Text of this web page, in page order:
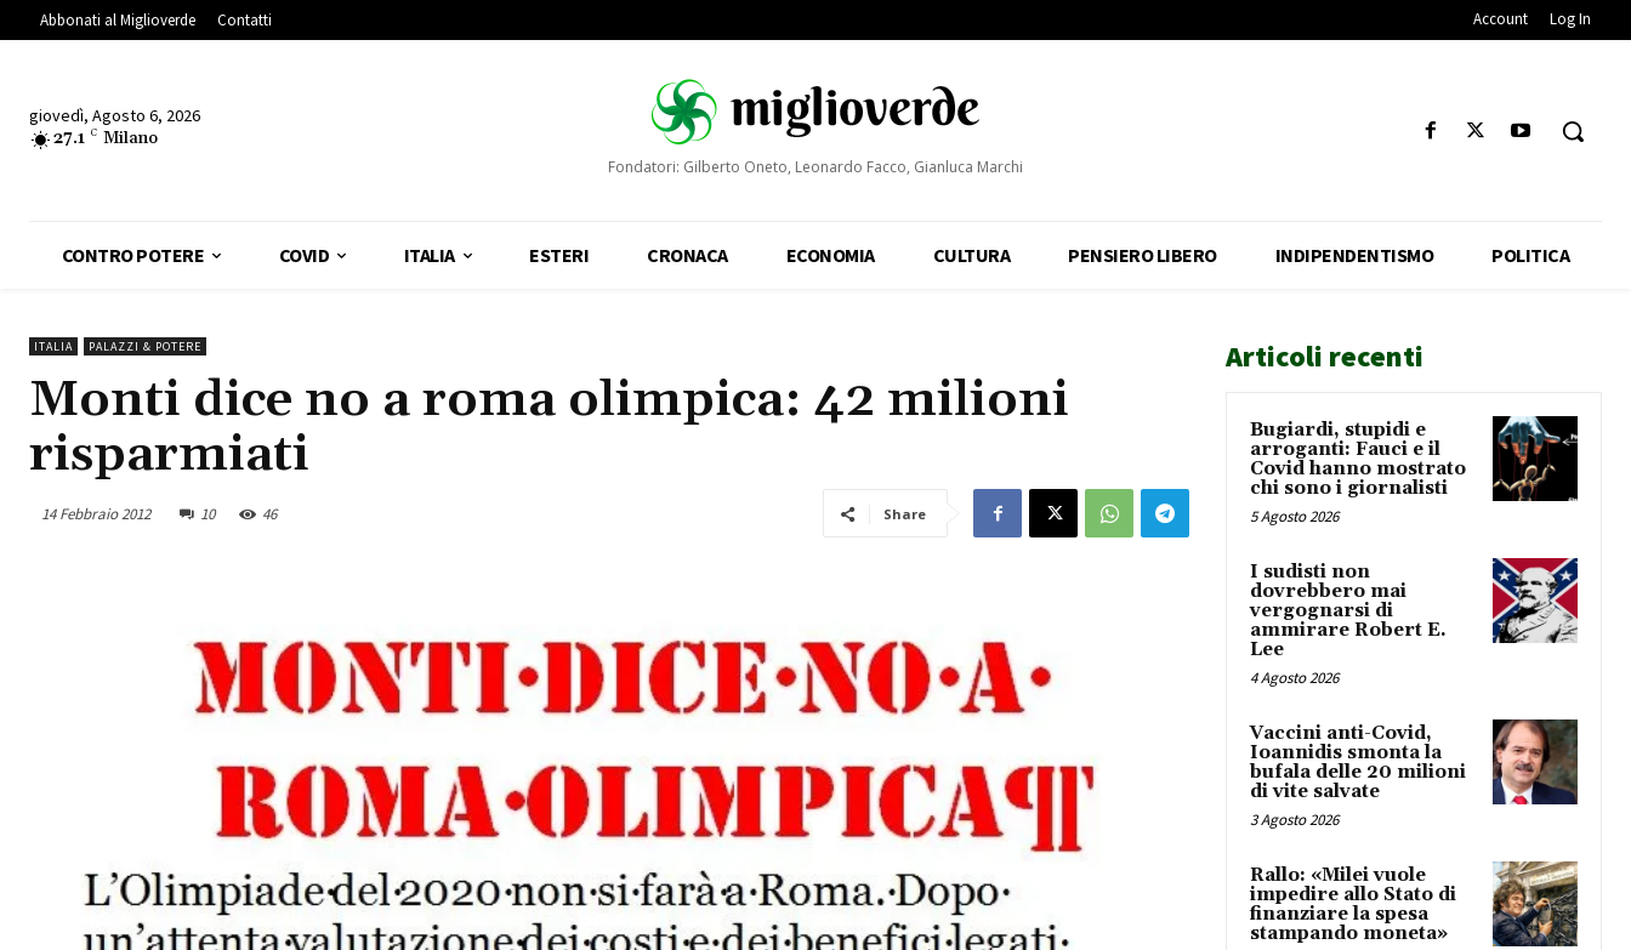
Abbonati al Miglioverde Contatti Account Log In
giovedì, Agosto 6, 2026
27.1 C Milano
Fondatori: Gilberto Oneto, Leonardo Facco, Gianluca Marchi
CONTRO POTERE COVID ITALIA ESTERI CRONACA ECONOMIA CULTURA PENSIERO LIBERO INDIPENDENTISMO POLITICA
ITALIA PALAZZI & POTERE
Monti dice no a roma olimpica: 42 milioni
risparmiati
14 Febbraio 2012 10 46 Share
Articoli recenti
Bugiardi, stupidi e
arroganti: Fauci e il
Covid hanno mostrato
chi sono i giornalisti
5 Agosto 2026
I sudisti non
dovrebbero mai
vergognarsi di
ammirare Robert E.
Lee
4 Agosto 2026
Vaccini anti-Covid,
Ioannidis smonta la
bufala delle 20 milioni
di vite salvate
3 Agosto 2026
Rallo: «Milei vuole
impedire allo Stato di
finanziare la spesa
stampando moneta»